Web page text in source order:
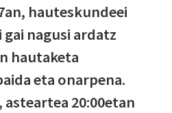
hauteskundeei
nagusi ardatz
hautaketa
eta onarpena.
asteartea 20:00etan